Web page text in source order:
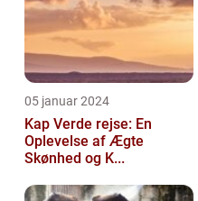
05 januar 2024
Kap Verde rejse: En
Oplevelse af Ægte
Skønhed og K...